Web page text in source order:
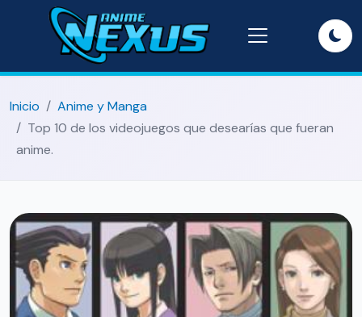
Inicio
Anime y Manga
Top 10 de los videojuegos que desearías que fueran
anime.